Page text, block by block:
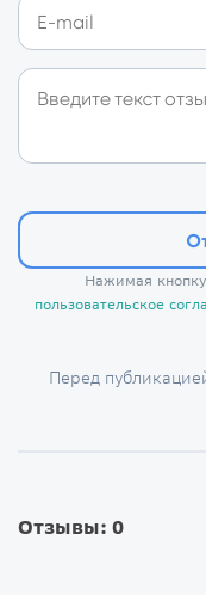
Нажимая
пользовательское
Перед
Отзывы: 0